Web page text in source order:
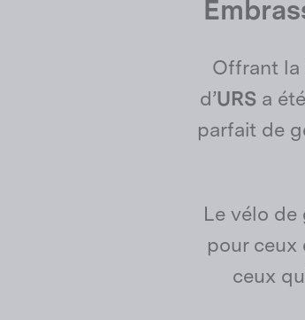
Offrant la
d’URS a
parfait de
Le vélo de
pour ceux
ceux